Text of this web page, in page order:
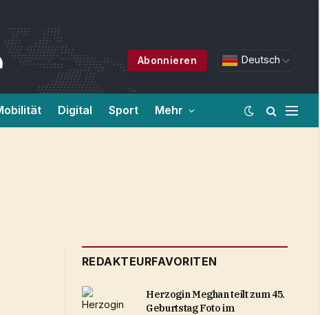
Abonnieren Deutsch
Digital Sport Mehr
REDAKTEURFAVORITEN
Herzogin Meghan teilt zum 45.
Geburtstag Foto im